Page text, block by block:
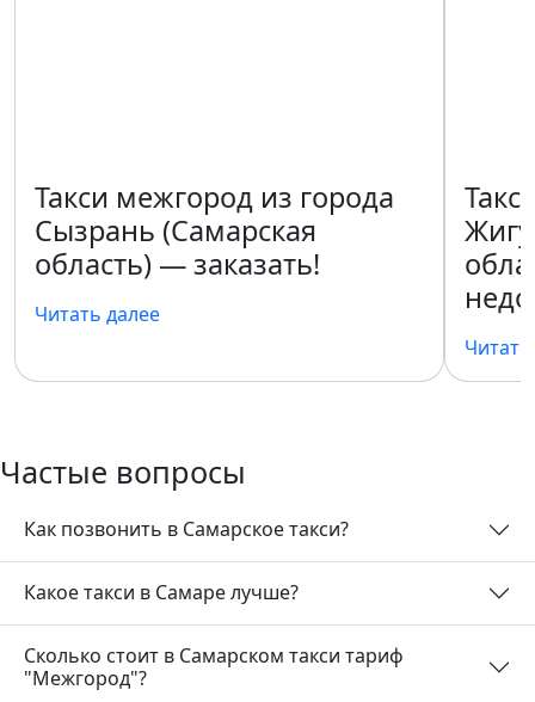
Такси межгород из города
Сызрань (Самарская
область) — заказать!
Читать далее
Частые вопросы
Как позвонить в Самарское такси?
Какое такси в Самаре лучше?
Сколько стоит в Самарском такси тариф
"Межгород"?